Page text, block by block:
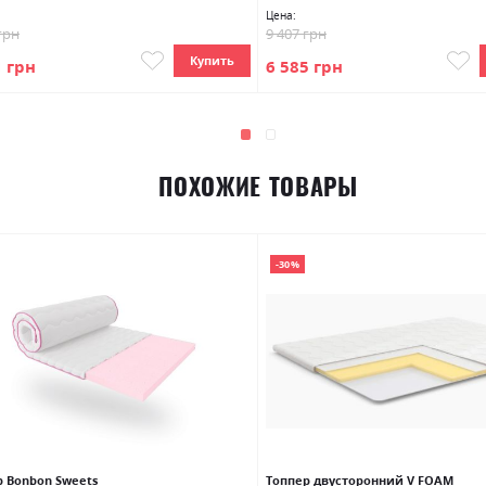
грн Купить
Цена:
6 585 грн
9 407 грн
ПОХОЖИЕ ТОВАРЫ
Bonbon Sweets
-30%
Топпер двусторонний V FOAM